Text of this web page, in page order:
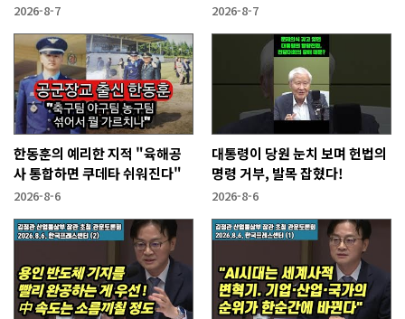
2026-8-7 2026-8-7
한동훈의 예리한 지적 "육해공
사 통합하면 쿠데타 쉬워진다"
2026-8-6
대통령이 당원 눈치 보며 헌법의
명령 거부, 발목 잡혔다!
2026-8-6